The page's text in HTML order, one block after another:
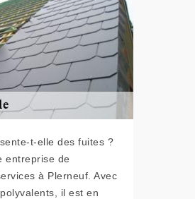
t-elle des fuites ?
entreprise de
à Plerneuf. Avec
il est en